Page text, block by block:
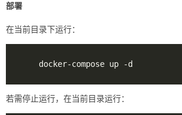
部署
在当前目录下运行：
若需停止运行，在当前目录运行：